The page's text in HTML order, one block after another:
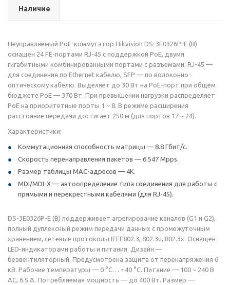
Наличие
Неуправляемый PoE-коммутатор Hikvision DS-3E0326P-E (B)
оснащен 24 FE-портами RJ-45 с поддержкой PoE, двумя
гигабитными комбинированными портами с разъемами: RJ-45 —
для соединения по Ethernet кабелю, SFP — по волоконно-
оптическому кабелю. Выделяет до 30 Вт на РоЕ-порт при общем
бюджете РоЕ — 370 Вт. При превышении нагрузки распределяет
РоЕ на приоритетные порты 1 ~ 8. В режиме расширения
расстояние передачи достигает 250 м (для портов 17 ~ 24).
Характеристики:
Коммутационная способность матрицы — 8.8 Гбит/с.
Скорость перенаправления пакетов — 6.547 Mpps.
Размер таблицы MAC-адресов — 4К.
MDI/MDI-X — автоопределение типа соединения для работы с
прямыми и перекрестными кабелями (для RJ-45).
DS-3E0326P-E (B) поддерживает агрегирование каналов (G1 и G2),
полный дуплексный режим передачи данных с промежуточным
хранением, сетевые протоколы IEEE802.3, 802.3u, 802.3x. Оснащен
LED-индикаторами работы и питания. Дизайн —
безвентиляторный. Предусмотрена защита от перенапряжения 6
кВ. Рабочие температуры — 0 °C… +40 °C. Питание — 100 ~ 240 В
AC, 6.5 A. Потребляемая мощность — до 400 Вт. Размер —